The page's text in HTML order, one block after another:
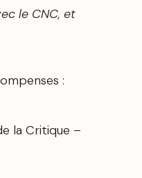
le CNC, et
:
la Critique –